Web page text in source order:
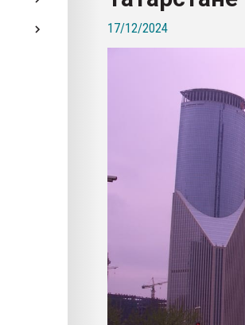
ПЕРЕЙТИ НА ФОРУМ
17/12/2024